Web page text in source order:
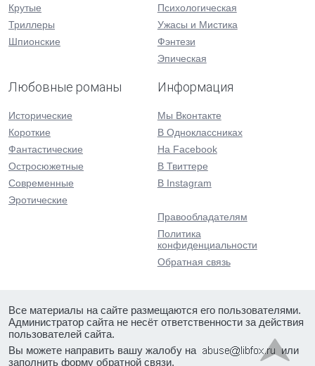
Крутые
Триллеры
Шпионские
Психологическая
Ужасы и Мистика
Фэнтези
Эпическая
Любовные романы
Исторические
Короткие
Фантастические
Остросюжетные
Современные
Эротические
Информация
Мы Вконтакте
В Одноклассниках
На Facebook
В Твиттере
В Instagram
Правообладателям
Политика
конфиденциальности
Обратная связь
Все материалы на сайте размещаются его пользователями.
Администратор сайта не несёт ответственности за действия
пользователей сайта.
Вы можете направить вашу жалобу на
или
заполнить форму обратной связи.